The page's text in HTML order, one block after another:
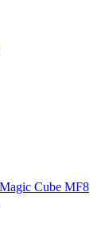
MF8